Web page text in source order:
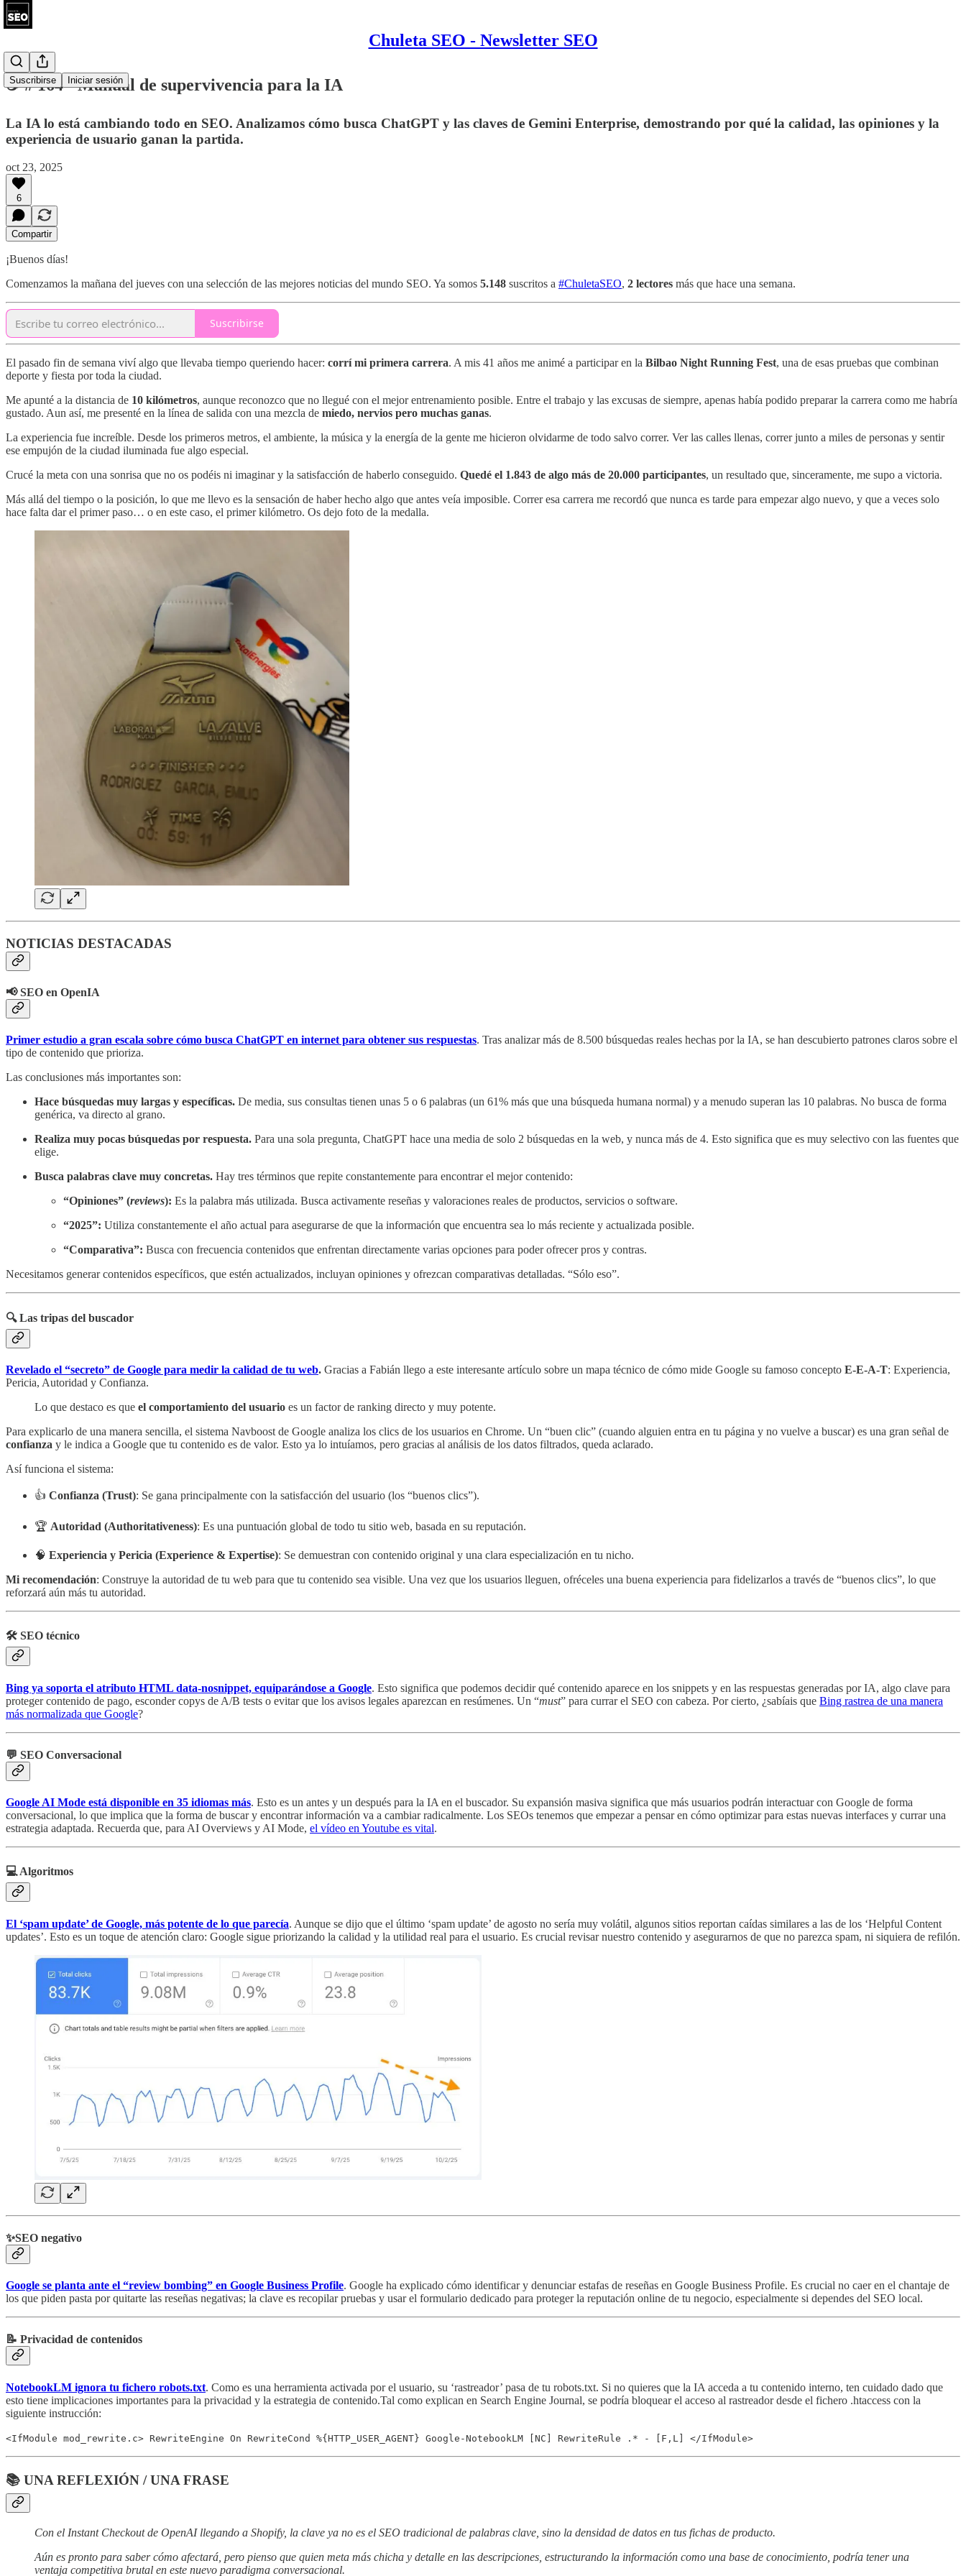
Chuleta SEO - Newsletter SEO
Suscribirse Iniciar sesión
☕ # 164 - Manual de supervivencia para la IA
La IA lo está cambiando todo en SEO. Analizamos cómo busca ChatGPT y las claves de Gemini Enterprise, demostrando por qué la calidad, las opiniones y la
experiencia de usuario ganan la partida.
oct 23, 2025
6
Compartir
¡Buenos días!
Comenzamos la mañana del jueves con una selección de las mejores noticias del mundo SEO. Ya somos 5.148 suscritos a #ChuletaSEO, 2 lectores más que hace una semana.
Suscribirse
El pasado fin de semana viví algo que llevaba tiempo queriendo hacer: corrí mi primera carrera. A mis 41 años me animé a participar en la Bilbao Night Running Fest, una de esas pruebas que combinan
deporte y fiesta por toda la ciudad.
Me apunté a la distancia de 10 kilómetros, aunque reconozco que no llegué con el mejor entrenamiento posible. Entre el trabajo y las excusas de siempre, apenas había podido preparar la carrera como me habría
gustado. Aun así, me presenté en la línea de salida con una mezcla de miedo, nervios pero muchas ganas.
La experiencia fue increíble. Desde los primeros metros, el ambiente, la música y la energía de la gente me hicieron olvidarme de todo salvo correr. Ver las calles llenas, correr junto a miles de personas y sentir
ese empujón de la ciudad iluminada fue algo especial.
Crucé la meta con una sonrisa que no os podéis ni imaginar y la satisfacción de haberlo conseguido. Quedé el 1.843 de algo más de 20.000 participantes, un resultado que, sinceramente, me supo a victoria.
Más allá del tiempo o la posición, lo que me llevo es la sensación de haber hecho algo que antes veía imposible. Correr esa carrera me recordó que nunca es tarde para empezar algo nuevo, y que a veces solo
hace falta dar el primer paso… o en este caso, el primer kilómetro. Os dejo foto de la medalla.
NOTICIAS DESTACADAS
📢 SEO en OpenIA
Primer estudio a gran escala sobre cómo busca ChatGPT en internet para obtener sus respuestas. Tras analizar más de 8.500 búsquedas reales hechas por la IA, se han descubierto patrones claros sobre el
tipo de contenido que prioriza.
Las conclusiones más importantes son:
Hace búsquedas muy largas y específicas. De media, sus consultas tienen unas 5 o 6 palabras (un 61% más que una búsqueda humana normal) y a menudo superan las 10 palabras. No busca de forma
genérica, va directo al grano.
Realiza muy pocas búsquedas por respuesta. Para una sola pregunta, ChatGPT hace una media de solo 2 búsquedas en la web, y nunca más de 4. Esto significa que es muy selectivo con las fuentes que
elige.
Busca palabras clave muy concretas. Hay tres términos que repite constantemente para encontrar el mejor contenido:
“Opiniones” (reviews): Es la palabra más utilizada. Busca activamente reseñas y valoraciones reales de productos, servicios o software.
“2025”: Utiliza constantemente el año actual para asegurarse de que la información que encuentra sea lo más reciente y actualizada posible.
“Comparativa”: Busca con frecuencia contenidos que enfrentan directamente varias opciones para poder ofrecer pros y contras.
Necesitamos generar contenidos específicos, que estén actualizados, incluyan opiniones y ofrezcan comparativas detalladas. “Sólo eso”.
🔍 Las tripas del buscador
Revelado el “secreto” de Google para medir la calidad de tu web. Gracias a Fabián llego a este interesante artículo sobre un mapa técnico de cómo mide Google su famoso concepto E-E-A-T: Experiencia,
Pericia, Autoridad y Confianza.
Lo que destaco es que el comportamiento del usuario es un factor de ranking directo y muy potente.
Para explicarlo de una manera sencilla, el sistema Navboost de Google analiza los clics de los usuarios en Chrome. Un “buen clic” (cuando alguien entra en tu página y no vuelve a buscar) es una gran señal de
confianza y le indica a Google que tu contenido es de valor. Esto ya lo intuíamos, pero gracias al análisis de los datos filtrados, queda aclarado.
Así funciona el sistema:
👍 Confianza (Trust): Se gana principalmente con la satisfacción del usuario (los “buenos clics”).
🏆 Autoridad (Authoritativeness): Es una puntuación global de todo tu sitio web, basada en su reputación.
🧠 Experiencia y Pericia (Experience & Expertise): Se demuestran con contenido original y una clara especialización en tu nicho.
Mi recomendación: Construye la autoridad de tu web para que tu contenido sea visible. Una vez que los usuarios lleguen, ofréceles una buena experiencia para fidelizarlos a través de “buenos clics”, lo que
reforzará aún más tu autoridad.
🛠️ SEO técnico
Bing ya soporta el atributo HTML data-nosnippet, equiparándose a Google. Esto significa que podemos decidir qué contenido aparece en los snippets y en las respuestas generadas por IA, algo clave para
proteger contenido de pago, esconder copys de A/B tests o evitar que los avisos legales aparezcan en resúmenes. Un “must” para currar el SEO con cabeza. Por cierto, ¿sabíais que Bing rastrea de una manera
más normalizada que Google?
💬 SEO Conversacional
Google AI Mode está disponible en 35 idiomas más. Esto es un antes y un después para la IA en el buscador. Su expansión masiva significa que más usuarios podrán interactuar con Google de forma
conversacional, lo que implica que la forma de buscar y encontrar información va a cambiar radicalmente. Los SEOs tenemos que empezar a pensar en cómo optimizar para estas nuevas interfaces y currar una
estrategia adaptada. Recuerda que, para AI Overviews y AI Mode, el vídeo en Youtube es vital.
💻 Algoritmos
El ‘spam update’ de Google, más potente de lo que parecía. Aunque se dijo que el último ‘spam update’ de agosto no sería muy volátil, algunos sitios reportan caídas similares a las de los ‘Helpful Content
updates’. Esto es un toque de atención claro: Google sigue priorizando la calidad y la utilidad real para el usuario. Es crucial revisar nuestro contenido y asegurarnos de que no parezca spam, ni siquiera de refilón.
✨SEO negativo
Google se planta ante el “review bombing” en Google Business Profile. Google ha explicado cómo identificar y denunciar estafas de reseñas en Google Business Profile. Es crucial no caer en el chantaje de
los que piden pasta por quitarte las reseñas negativas; la clave es recopilar pruebas y usar el formulario dedicado para proteger la reputación online de tu negocio, especialmente si dependes del SEO local.
📝 Privacidad de contenidos
NotebookLM ignora tu fichero robots.txt. Como es una herramienta activada por el usuario, su ‘rastreador’ pasa de tu robots.txt. Si no quieres que la IA acceda a tu contenido interno, ten cuidado dado que
esto tiene implicaciones importantes para la privacidad y la estrategia de contenido.Tal como explican en Search Engine Journal, se podría bloquear el acceso al rastreador desde el fichero .htaccess con la
siguiente instrucción:
<IfModule mod_rewrite.c> RewriteEngine On RewriteCond %{HTTP_USER_AGENT} Google-NotebookLM [NC] RewriteRule .* - [F,L] </IfModule>
📚 UNA REFLEXIÓN / UNA FRASE
Con el Instant Checkout de OpenAI llegando a Shopify, la clave ya no es el SEO tradicional de palabras clave, sino la densidad de datos en tus fichas de producto.
Aún es pronto para saber cómo afectará, pero pienso que quien meta más chicha y detalle en las descripciones, estructurando la información como una base de conocimiento, podría tener una
ventaja competitiva brutal en este nuevo paradigma conversacional.